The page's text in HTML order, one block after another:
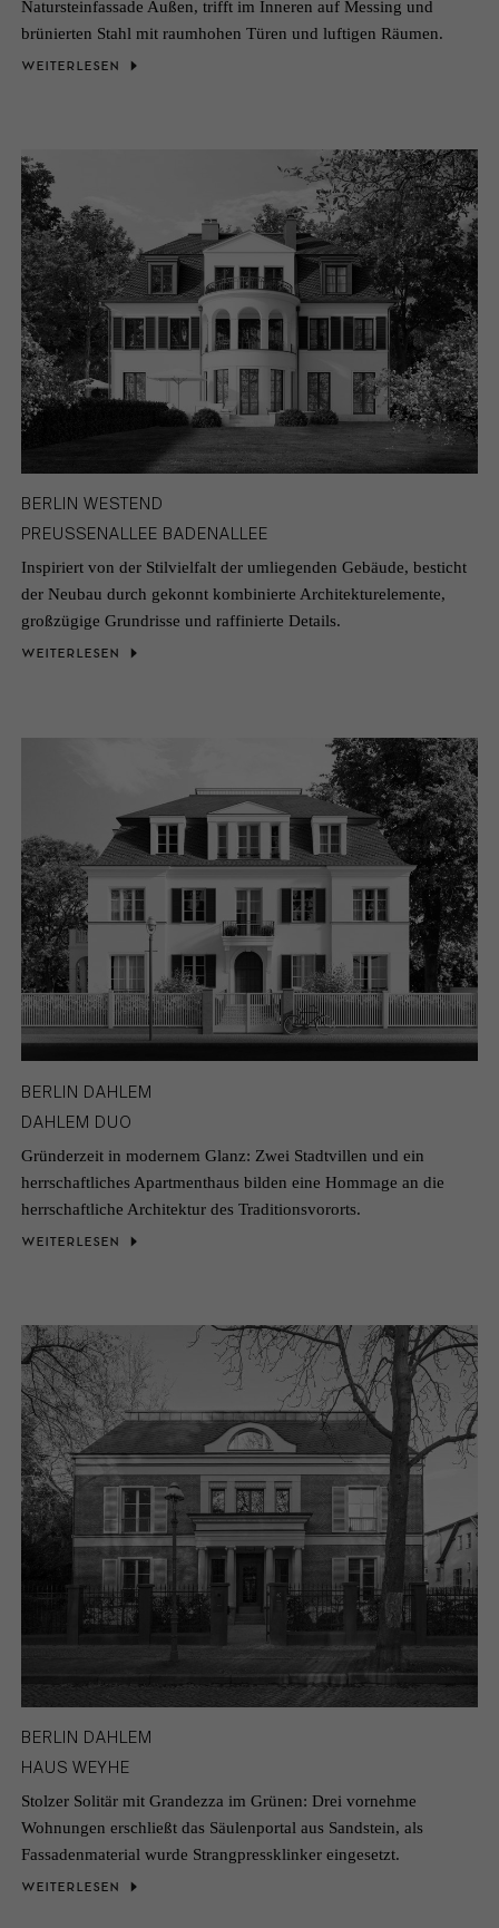
Natursteinfassade Außen, trifft im Inneren auf Messing und
brünierten Stahl mit raumhohen Türen und luftigen Räumen.
WEITERLESEN
BERLIN WESTEND
PREUSSENALLEE BADENALLEE
Inspiriert von der Stilvielfalt der umliegenden Gebäude, besticht
der Neubau durch gekonnt kombinierte Architekturelemente,
großzügige Grundrisse und raffinierte Details.
WEITERLESEN
BERLIN DAHLEM
DAHLEM DUO
Gründerzeit in modernem Glanz: Zwei Stadtvillen und ein
herrschaftliches Apartmenthaus bilden eine Hommage an die
herrschaftliche Architektur des Traditionsvororts.
WEITERLESEN
BERLIN DAHLEM
HAUS WEYHE
Stolzer Solitär mit Grandezza im Grünen: Drei vornehme
Wohnungen erschließt das Säulenportal aus Sandstein, als
Fassadenmaterial wurde Strangpressklinker eingesetzt.
WEITERLESEN